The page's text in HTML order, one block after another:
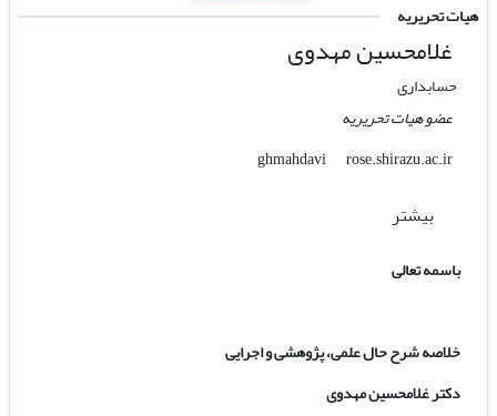
هیات تحریریه
غلامحسین مهدوی
حسابداری
عضو هیات تحریریه
ghmahdavi
rose.shirazu.ac.ir
بیشتر
باسمه تعالی
خلاصه شرح حال علمی، پژوهشی و اجرایی
دکتر غلامحسین مهدوی